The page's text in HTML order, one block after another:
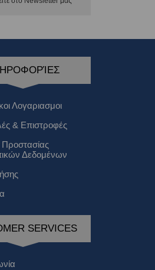
Λογαριασμοι
& Επιστροφές
Προστασίας
Δεδομένων
SERVICES